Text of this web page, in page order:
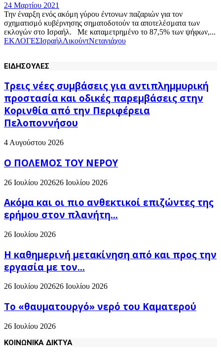
24 Μαρτίου 2021
Την έναρξη ενός ακόμη γύρου έντονων παζαριών για τον
σχηματισμό κυβέρνησης σηματοδοτούν τα αποτελέσματα των
εκλογών στο Ισραήλ. Με καταμετρημένο το 87,5% των ψήφων,...
ΕΚΛΟΓΕΣΙσραήλΛικούντΝετανιάχου
ΕΙΔΗΣΟΥΛΕΣ
Τρεις νέες συμβάσεις για αντιπλημμυρική
προστασία και οδικές παρεμβάσεις στην
Κορινθία από την Περιφέρεια
Πελοποννήσου
4 Αυγούστου 2026
Ο ΠΟΛΕΜΟΣ ΤΟΥ ΝΕΡΟΥ
26 Ιουλίου 202626 Ιουλίου 2026
Ακόμα και οι πιο ανθεκτικοί επιζώντες της
ερήμου στον πλανήτη...
26 Ιουλίου 2026
H καθημερινή μετακίνηση από και προς την
εργασία με τον...
26 Ιουλίου 202626 Ιουλίου 2026
Το «θαυματουργό» νερό του Καματερού
26 Ιουλίου 2026
ΚΟΙΝΩΝΙΚΑ ΔΙΚΤΥΑ